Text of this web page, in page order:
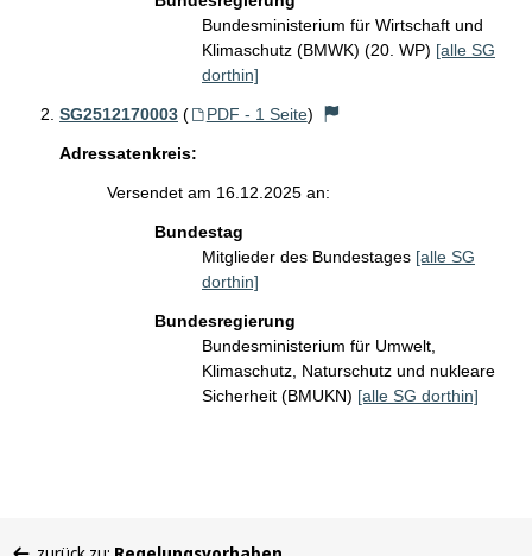
Bundesministerium für Wirtschaft und
Klimaschutz (BMWK) (20. WP) [alle SG
dorthin]
SG2512170003 ( PDF - 1 Seite)
Adressatenkreis:
Versendet am 16.12.2025 an:
Bundestag
Mitglieder des Bundestages [alle SG
dorthin]
Bundesregierung
Bundesministerium für Umwelt,
Klimaschutz, Naturschutz und nukleare
Sicherheit (BMUKN) [alle SG dorthin]